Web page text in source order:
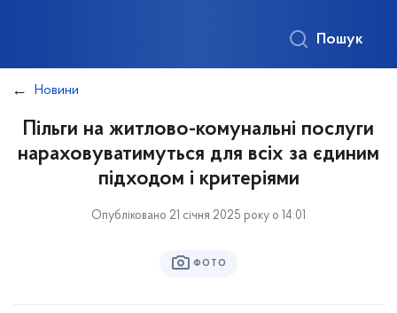
Пошук
Новини
Пільги на житлово-комунальні послуги
нараховуватимуться для всіх за єдиним
підходом і критеріями
Опубліковано 21 січня 2025 року о 14:01
ФОТО